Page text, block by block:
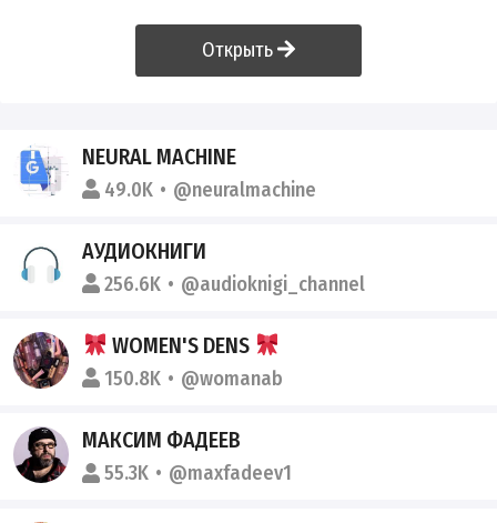
Открыть
NEURAL MACHINE
49.0K @neuralmachine
АУДИОКНИГИ
256.6K @audioknigi_channel
WOMEN'S DENS
150.8K @womanab
МАКСИМ ФАДЕЕВ
55.3K @maxfadeev1